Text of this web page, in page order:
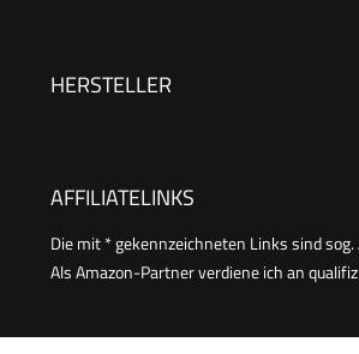
und Pulsmessung
HERSTELLER
AFFILIATELINKS
Die mit * gekennzeichneten Links sind
Als Amazon-Partner verdiene ich an